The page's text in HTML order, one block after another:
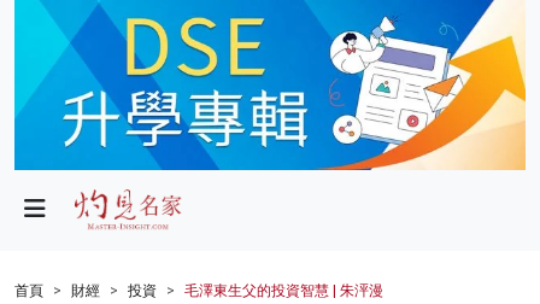
政局
財經
首頁 財經 投資 毛澤東生父的投資智慧 | 朱泙漫